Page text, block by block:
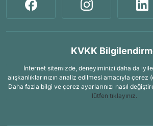
KVKK
İnternet sitemizde, deneyiminizi daha da
alışkanlıklarınızın analiz edilmesi amacıyla
Daha fazla bilgi ve çerez ayarlarınızı nasıl
lütfen tıklayınız.